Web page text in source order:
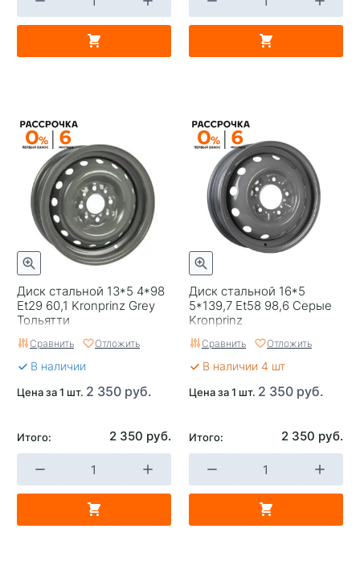
Диск стальной 13*5 4*98
Et29 60,1 Kronprinz Grey
Тольятти
Сравнить Отложить
В наличии
Цена за 1 шт. 2 350 руб.
Итого: 2 350 руб.
Диск стальной 16*5
5*139,7 Et58 98,6 Серые
Kronprinz
Сравнить Отложить
В наличии 4 шт
Цена за 1 шт. 2 350 руб.
Итого: 2 350 руб.